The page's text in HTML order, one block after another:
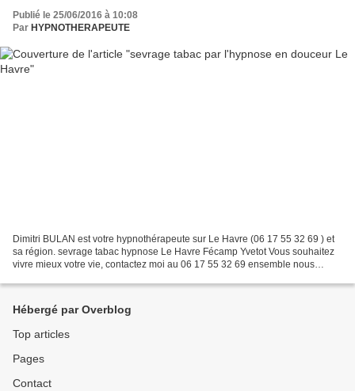
Publié le 25/06/2016 à 10:08
Par HYPNOTHERAPEUTE
Dimitri BULAN est votre hypnothérapeute sur Le Havre (06 17 55 32 69 ) et
sa région. sevrage tabac hypnose Le Havre Fécamp Yvetot Vous souhaitez
vivre mieux votre vie, contactez moi au 06 17 55 32 69 ensemble nous
Hébergé par Overblog
Top articles
Pages
Contact